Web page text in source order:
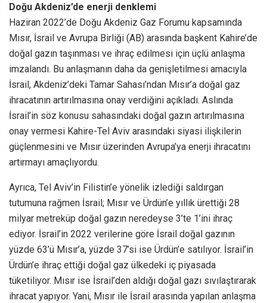
Doğu Akdeniz’de enerji denklemi
Haziran 2022’de Doğu Akdeniz Gaz Forumu kapsamında
Mısır, İsrail ve Avrupa Birliği (AB) arasında başkent Kahire’de
doğal gazın taşınması ve ihraç edilmesi için üçlü anlaşma
imzalandı. Bu anlaşmanın daha da genişletilmesi amacıyla
İsrail, Akdeniz’deki Tamar Sahası’ndan Mısır’a doğal gaz
ihracatının artırılmasına onay verdiğini açıkladı. Aslında
İsrail’in söz konusu sahasındaki doğal gazın artırılmasına
onay vermesi Kahire-Tel Aviv arasındaki siyasi ilişkilerin
güçlenmesini ve Mısır üzerinden Avrupa’ya enerji ihracatını
artırmayı amaçlıyordu.
Ayrıca, Tel Aviv’in Filistin’e yönelik izlediği saldırgan
tutumuna rağmen İsrail; Mısır ve Ürdün’e yıllık ürettiği 28
milyar metreküp doğal gazın neredeyse 3’te 1’ini ihraç
ediyor. İsrail’in 2022 verilerine göre İsrail doğal gazının
yüzde 63’ü Mısır’a, yüzde 37’si ise Ürdün’e satılıyor. İsrail’in
Ürdün’e ihraç ettiği doğal gaz ülkedeki iç piyasada
tüketiliyor. Mısır ise İsrail’den aldığı doğal gazı sıvılaştırarak
ihracat yapıyor. Yani, Mısır ile İsrail arasında yapılan anlaşma